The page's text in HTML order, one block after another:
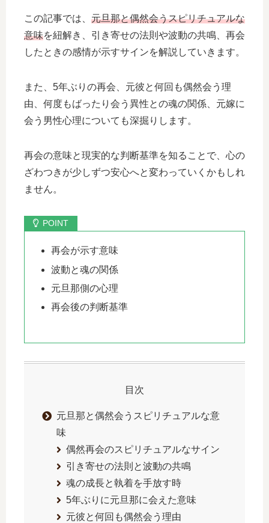
この記事では、 元旦那と偶然会うスピリチュアルな
意味を紐解き、引き寄せの法則や波動の共鳴、再会
したときの感情が示すサインを解説していきます。
また、5年ぶりの再会、元彼と何回も偶然会う理
由、何度もばったり会う異性との魂の関係、元嫁に
会う男性心理についても深掘りします。
再会の意味と現実的な判断基準を知ることで、心の
ざわつきが少しずつ安心へと変わっていくかもしれ
ません。
再会が示す意味
波動と魂の関係
元旦那側の心理
再会後の判断基準
目次
元旦那と偶然会うスピリチュアルな意
味
偶然再会のスピリチュアルなサイン
引き寄せの法則と波動の共鳴
魂の成長と執着を手放す時
5年ぶりに元旦那に会えた意味
元彼と何回も偶然会う理由